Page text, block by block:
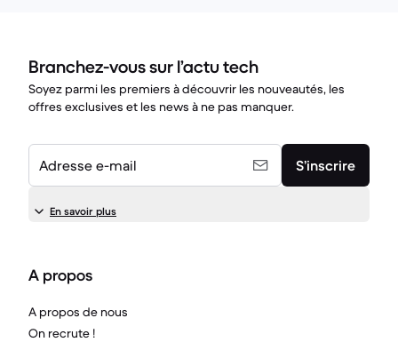
Branchez-vous sur l’actu tech
Soyez parmi les premiers à découvrir les nouveautés, les
offres exclusives et les news à ne pas manquer.
Adresse e-mail S’inscrire
En savoir plus
A propos
A propos de nous
On recrute !